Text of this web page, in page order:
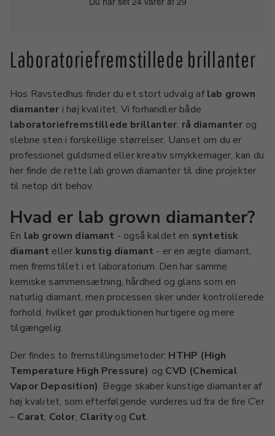
Laboratoriefremstillede brillanter
Hos Ravstedhus finder du et stort udvalg aflab grown
diamanter i høj kvalitet. Vi forhandler både
laboratoriefremstillede brillanter, rå diamanter og
slebne sten i forskellige størrelser. Uanset om du er
professionel guldsmed eller kreativ smykkemager, kan du
her finde de rette lab grown diamanter til dine projekter
til netop dit behov.
Hvad er lab grown diamanter?
En lab grown diamant - også kaldet en syntetisk
diamant eller kunstig diamant - er en ægte diamant,
men fremstillet i et laboratorium. Den har samme
kemiske sammensætning, hårdhed og glans som en
naturlig diamant, men processen sker under kontrollerede
forhold, hvilket gør produktionen hurtigere og mere
tilgængelig.
Der findes to fremstillingsmetoder: HTHP (High
Temperature High Pressure) og CVD (Chemical
Vapor Deposition). Begge skaber kunstige diamanter af
høj kvalitet, som efterfølgende vurderes ud fra de fire C’er
– Carat, Color, Clarityog Cut.